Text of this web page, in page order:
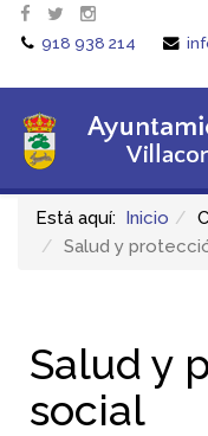
918 938 214
Está aquí: Inicio
Salud y
Salud y
social